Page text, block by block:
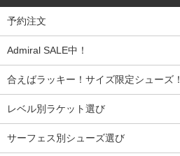
予約注文
Admiral SALE中！
合えばラッキー！サイズ限定シューズ！
レベル別ラケット選び
サーフェス別シューズ選び